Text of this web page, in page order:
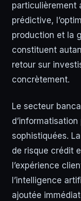
particulièrement
prédictive,
production et la
constituent
retour sur
concrètement.
Le secteur
sophistiquées.
de risque crédit
l’expérience
l’intelligence
ajoutée